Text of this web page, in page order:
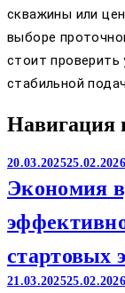
скважины или
выборе
стоит проверить
стабильной
Навигация
20.03.202525.02.2026
Экономия
стартовых
21.03.202525.02.2026